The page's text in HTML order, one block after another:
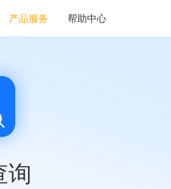
产品服务 帮助中心
询